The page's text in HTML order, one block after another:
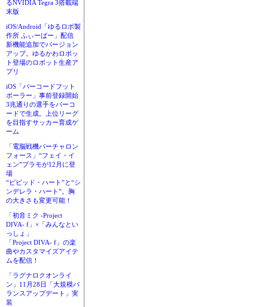
るNVIDIA Tegra 3搭載端
末版
iOS/Android「ゆるロボ製
作所 ふぃーばー」配信
新機能追加でバージョン
アップ。ゆるかわロボッ
ト登場のロボット生産ア
プリ
iOS「バーコードフット
ボーラー」事前登録開始
3兆通りの選手をバーコ
ードで生成。上位リーグ
を目指すサッカー育成ゲ
ーム
「電脳戦機バーチャロン
フォース」“フェイ・イ
ェン”プラモが12月に登
場
“ビビッド・ハート”と“シ
ンデレラ・ハート”。胸
の大きさも変更可能！
「初音ミク -Project
DIVA- f」×「みんなとい
っしょ」
「Project DIVA- f」の楽
曲やカスタマイズアイテ
ムを配信！
「ラグナロクオンライ
ン」11月28日「大規模バ
ランスアップデート」実
装